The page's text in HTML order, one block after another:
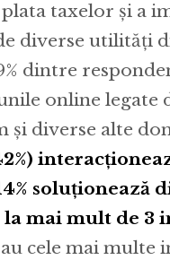
taxelor și a
diverse utilități
dintre
online legate
și diverse alte
soluționează
mai mult de 3
au cele mai